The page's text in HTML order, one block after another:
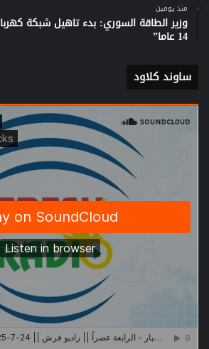
منذ يومين
وزير الطاقة السوري: بدء تاهيل شبكة
14 عاما”
ساوند كلاود